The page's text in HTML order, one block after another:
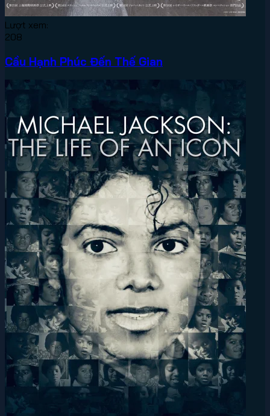
Lượt xem:
208
Cầu Hạnh Phúc Đến Thế Gian